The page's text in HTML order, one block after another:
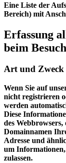
Eine Liste der
Bereich) mit
Erfassung
beim
Art und Zweck
Wenn Sie auf
nicht registrieren
werden
Diese
des Webbrowsers,
Domainnamen
Adresse und
um Informationen,
zulassen.